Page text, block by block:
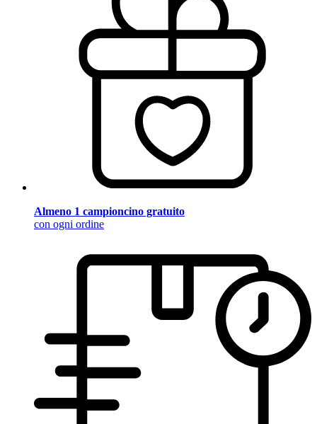
Almeno 1 campioncino gratuito
con ogni ordine